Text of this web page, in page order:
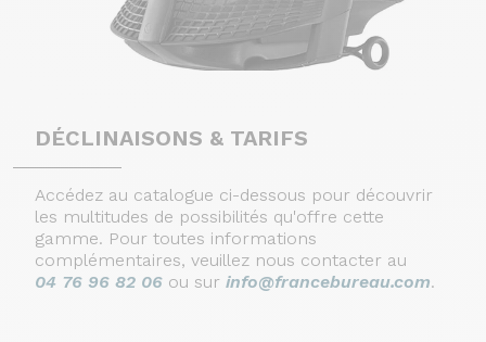
DÉCLINAISONS & TARIFS
Accédez au catalogue ci-dessous pour découvrir
les multitudes de possibilités qu'offre cette
gamme. Pour toutes informations
complémentaires, veuillez nous contacter au
04 76 96 82 06 ou sur info@francebureau.com.